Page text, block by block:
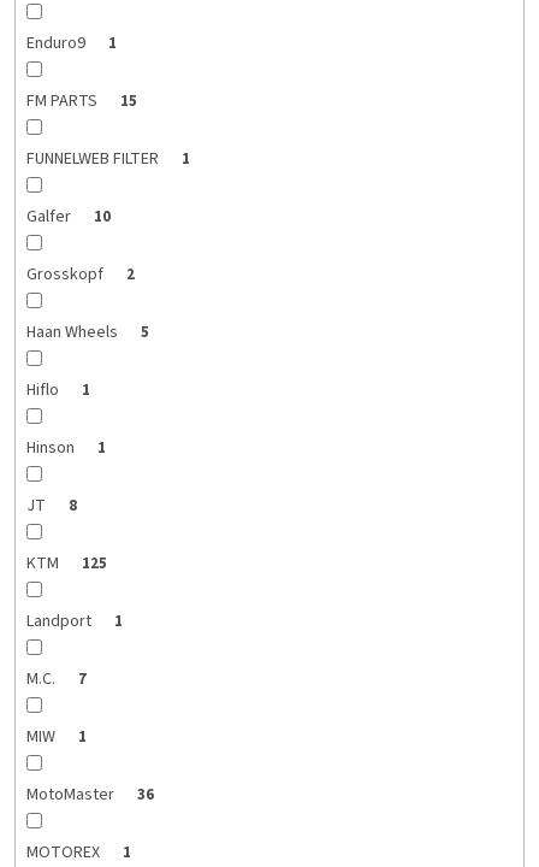
Enduro9 1
FM PARTS 15
FUNNELWEB FILTER 1
Galfer 10
Grosskopf 2
Haan Wheels 5
Hiflo 1
Hinson 1
JT 8
KTM 125
Landport 1
M.C. 7
MIW 1
MotoMaster 36
MOTOREX 1